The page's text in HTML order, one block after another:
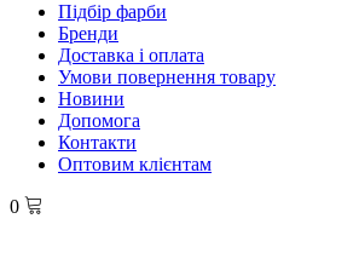
Підбір фарби
Бренди
Доставка і оплата
Умови повернення товару
Новини
Допомога
Контакти
Оптовим клієнтам
0